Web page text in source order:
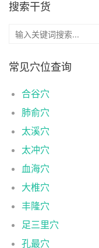
搜索干货
常见穴位查询
合谷穴
肺俞穴
太溪穴
太冲穴
血海穴
大椎穴
丰隆穴
足三里穴
孔最穴